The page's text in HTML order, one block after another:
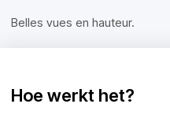
Belles vues en hauteur.
Hoe werkt het?